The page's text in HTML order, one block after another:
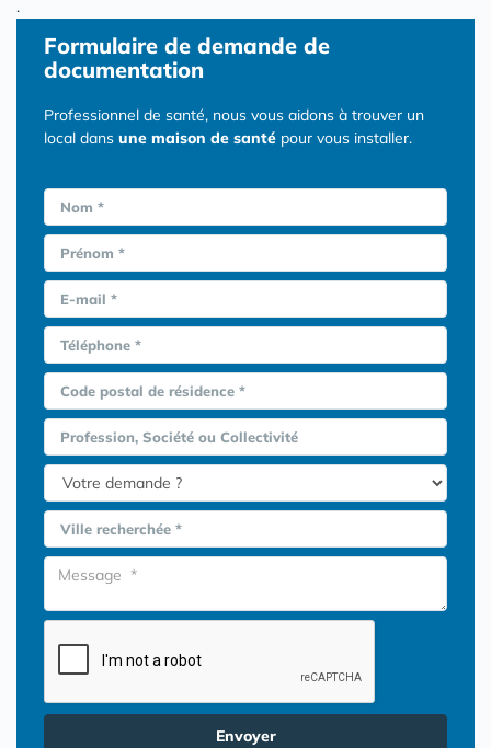
.
Formulaire de demande de
documentation
Professionnel de santé, nous vous aidons à trouver un
local dans une maison de santé pour vous installer.
Nom *
Prénom *
E-mail *
Téléphone *
Code postal de résidence *
Profession, Société ou Collectivité
Ville recherchée *
Envoyer